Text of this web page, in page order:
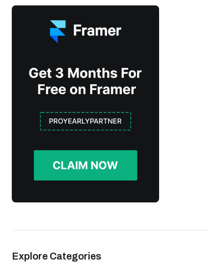
Explore Categories